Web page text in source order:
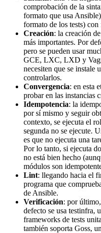
comprobación de la
formato que usa
formato de los tests) con
Creación: la creación
más importantes. Por
pero se pueden usar
GCE, LXC, LXD y
necesiten que se instale
controlarlos.
Convergencia: en esta
probar en las instancias
Idempotencia: la
por sí mismo y seguir
contexto, se ejecuta el
segunda no se ejecute.
es que no ejecuta una
Por lo tanto, si ejecuta
no está bien hecho
módulos son
Lint: llegando hacia el
programa que
de Ansible.
Verificación: por
defecto se usa testinfra,
frameworks de tests
también soporta Goss,